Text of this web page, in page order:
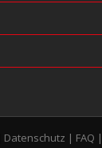
Datenschutz | FAQ |